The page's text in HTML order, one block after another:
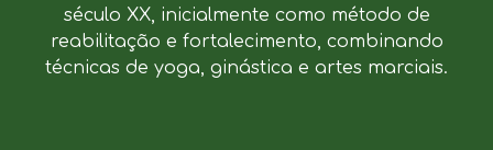
século XX, inicialmente como método de
reabilitação e fortalecimento, combinando
técnicas de yoga, ginástica e artes marciais.